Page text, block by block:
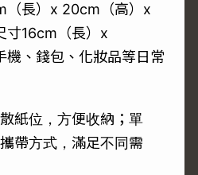
（長）x 20cm（高）x
寸16cm（長）x
機、錢包、化妝品等日常
紙位，方便收納；單
帶方式，滿足不同需